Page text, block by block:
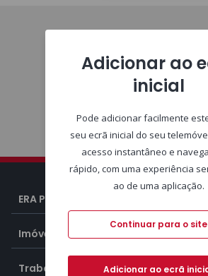
ERA Portugal
Imóveis
Trabalhar na ERA
Adicionar ao
inicial
Pode adicionar facilmente
seu ecrã inicial do seu
acesso instantâneo e
rápido, com uma experiência
ao de uma aplicação.
Continuar para o site
Adicionar ao ecrã